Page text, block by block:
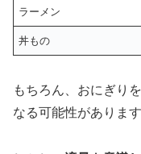
ラーメン
丼もの
もちろん、おにぎり
なる可能性があります